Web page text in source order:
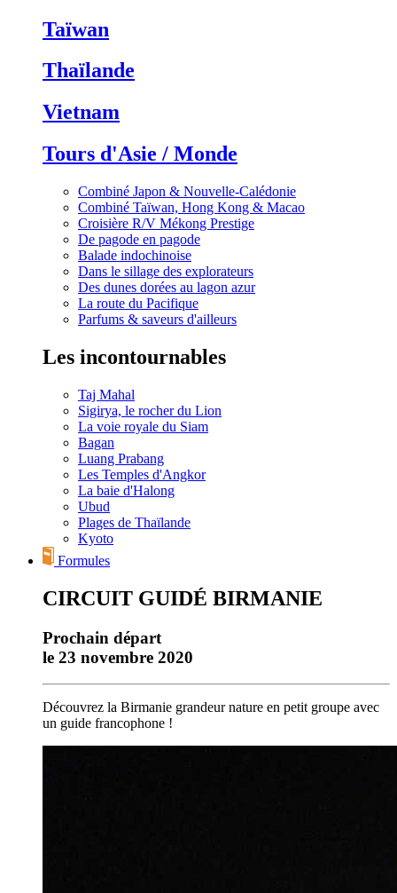
Taïwan
Thaïlande
Vietnam
Tours d'Asie / Monde
Combiné Japon & Nouvelle-Calédonie
Combiné Taïwan, Hong Kong & Macao
Croisière R/V Mékong Prestige
De pagode en pagode
Balade indochinoise
Dans le sillage des explorateurs
Des dunes dorées au lagon azur
La route du Pacifique
Parfums & saveurs d'ailleurs
Les incontournables
Taj Mahal
Sigirya, le rocher du Lion
La voie royale du Siam
Bagan
Luang Prabang
Les Temples d'Angkor
La baie d'Halong
Ubud
Plages de Thaïlande
Kyoto
Formules
CIRCUIT GUIDÉ BIRMANIE
Prochain départ
le 23 novembre 2020
Découvrez la Birmanie grandeur nature en petit groupe avec
un guide francophone !